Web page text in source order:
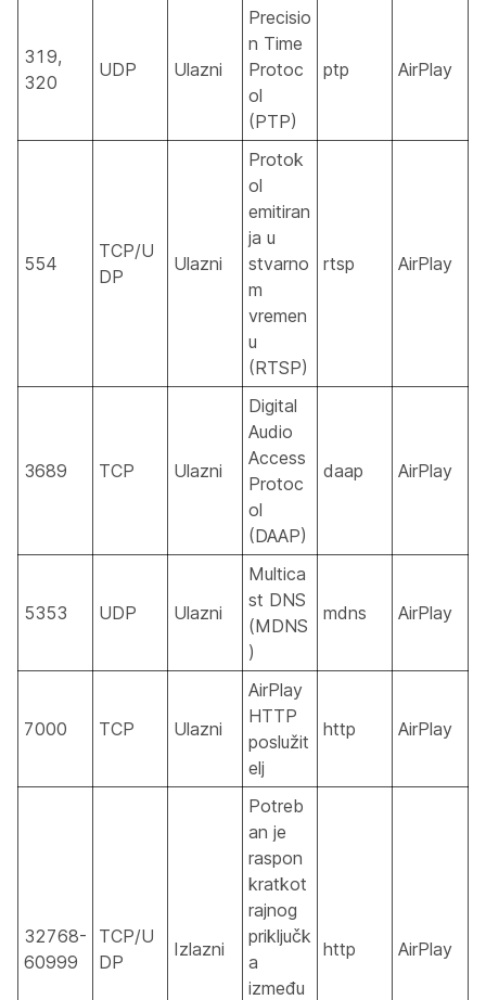
319,
320
UDP Ulazni
Precisio
n Time
Protoc
ol
(PTP)
ptp AirPlay
554
TCP/U
DP
Ulazni
Protok
ol
emitiran
ja u
stvarno
m
vremen
u
(RTSP)
rtsp AirPlay
3689 TCP Ulazni
Digital
Audio
Access
Protoc
ol
(DAAP)
daap AirPlay
5353 UDP Ulazni
Multica
st DNS
(MDNS
)
mdns AirPlay
7000 TCP Ulazni
AirPlay
HTTP
poslužit
elj
http AirPlay
32768-
60999
TCP/U
DP
Izlazni
Potreb
an je
raspon
kratkot
rajnog
priključk
a
između
http AirPlay